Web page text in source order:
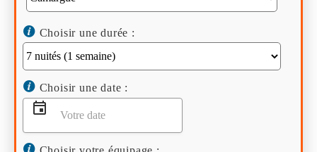
Choisir une durée :
Choisir une date :